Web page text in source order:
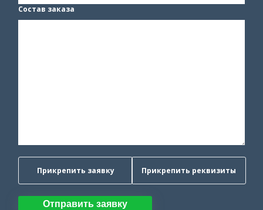
Состав заказа
Прикрепить заявку Прикрепить реквизиты
Отправить заявку